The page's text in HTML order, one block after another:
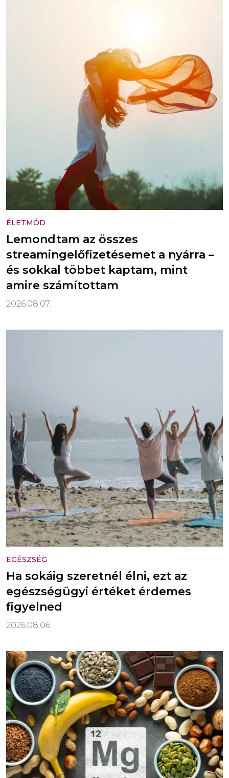
ÉLETMÓD
Lemondtam az összes
streamingelőfizetésemet a nyárra –
és sokkal többet kaptam, mint
amire számítottam
2026.08.07.
EGÉSZSÉG
Ha sokáig szeretnél élni, ezt az
egészségügyi értéket érdemes
figyelned
2026.08.06.